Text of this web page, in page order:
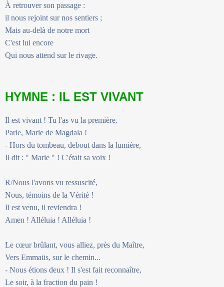
À retrouver son passage :
il nous rejoint sur nos sentiers ;
Mais au-delà de notre mort
C'est lui encore
Qui nous attend sur le rivage.
HYMNE : IL EST VIVANT
Il est vivant ! Tu l'as vu la première.
Parle, Marie de Magdala !
- Hors du tombeau, debout dans la lumière,
Il dit : " Marie " ! C'était sa voix !
R/Nous l'avons vu ressuscité,
Nous, témoins de la Vérité !
Il est venu, il reviendra !
Amen ! Alléluia ! Alléluia !
Le cœur brûlant, vous alliez, près du Maître,
Vers Emmaüs, sur le chemin...
- Nous étions deux ! Il s'est fait reconnaître,
Le soir, à la fraction du pain !